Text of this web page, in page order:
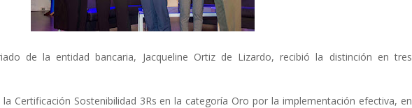
de la entidad bancaria, Jacqueline Ortiz de Lizardo, recibió la distinción en tres
Certificación Sostenibilidad 3Rs en la categoría Oro por la implementación efectiva, en